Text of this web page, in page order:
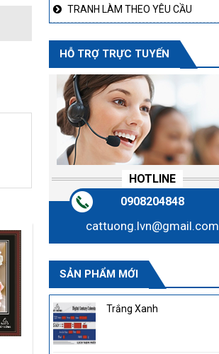
TRANH LÀM THEO YÊU CẦU
HỖ TRỢ TRỰC TUYẾN
HOTLINE
0908204848
cattuong.lvn@gmail.com
SẢN PHẨM MỚI
Trắng Xanh